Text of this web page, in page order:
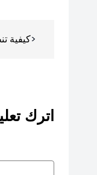
المقالاتكيفية
اترك